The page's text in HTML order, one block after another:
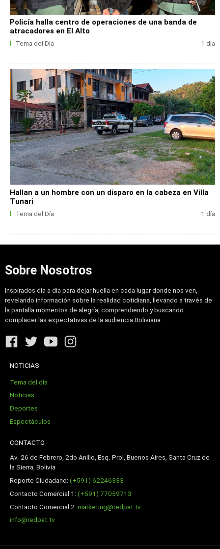
Policía halla centro de operaciones de una banda de
atracadores en El Alto
Tema del Día 1 día
Hallan a un hombre con un disparo en la cabeza en Villa
Tunari
Tema del Día 1 día
Sobre Nosotros
Inspirados día a día para dejar huella en cada lugar donde nos ven,
revelando información sobre la realidad cotidiana, llevando a través de
la pantalla momentos de alegría, comprendiendo y buscando
complacer las expectativas de la audiencia Boliviana.
NOTICIAS
Tema del día
Noticias
Deportes
Espectáculos
CONTACTO
Av. 26 de Febrero, 2do Anillo, Esq. Prol, Buenos Aires, Santa Cruz de
la Sierra, Bolivia
Reporte Ciudadano:(+591) 62246333
Contacto Comercial 1:(+591) 77059713
Contacto Comercial 2:marketing@redpat.tv
info@redpat.tv